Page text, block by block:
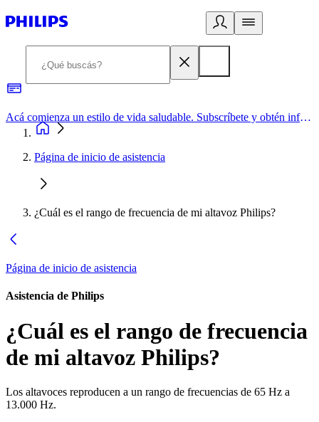
Acá comienza un estilo de vida saludable. Subscríbete y obtén información de primera mano
Página de inicio de asistencia
¿Cuál es el rango de frecuencia de mi altavoz Philips?
Página de inicio de asistencia
Asistencia de Philips
¿Cuál es el rango de frecuencia
de mi altavoz Philips?
Los altavoces reproducen a un rango de frecuencias de 65 Hz a
13.000 Hz.